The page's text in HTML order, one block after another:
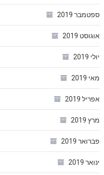
ספטמבר 2019
אוגוסט 2019
יולי 2019
מאי 2019
אפריל 2019
מרץ 2019
פברואר 2019
ינואר 2019